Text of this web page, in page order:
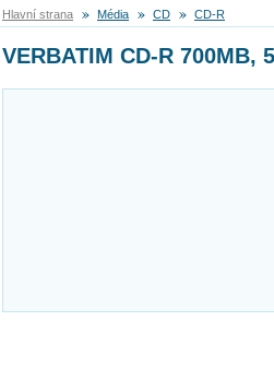
Hlavní strana Média CD CD-R
VERBATIM CD-R 700MB,